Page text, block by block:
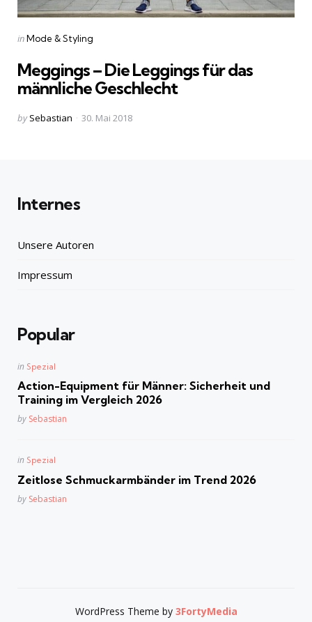
Categories
Posted
inMode & Styling
Meggings – Die Leggings für das
männliche Geschlecht
Posted
by Sebastian 30. Mai 2018
Internes
Unsere Autoren
Impressum
Popular
Posted
in Spezial
Action-Equipment für Männer: Sicherheit und
Training im Vergleich 2026
Posted
by Sebastian
Posted
in Spezial
Zeitlose Schmuckarmbänder im Trend 2026
Posted
by Sebastian
WordPress Theme by 3FortyMedia